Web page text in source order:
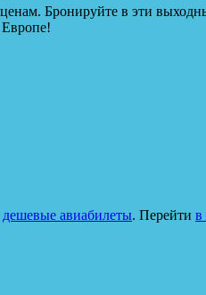
Бронируйте в эти
дешевые авиабилеты. Перейти в